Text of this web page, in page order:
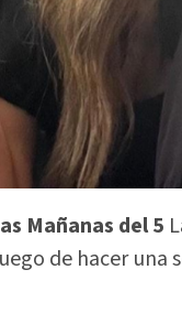
Mañanas del 5
de hacer una